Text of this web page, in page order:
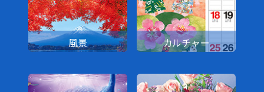
風景 カルチャー